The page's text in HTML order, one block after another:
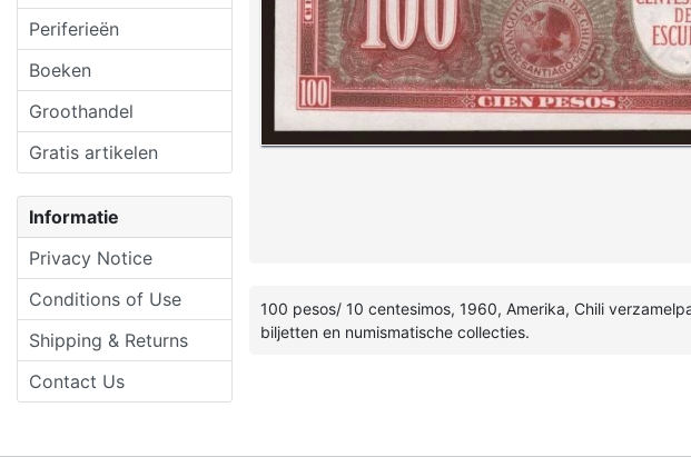
Periferieën
Boeken
Groothandel
Gratis artikelen
Informatie
Privacy Notice
Conditions of Use
Shipping & Returns
Contact Us
100 pesos/ 10 centesimos, 1960, Amerika, Chili
biljetten en numismatische collecties.